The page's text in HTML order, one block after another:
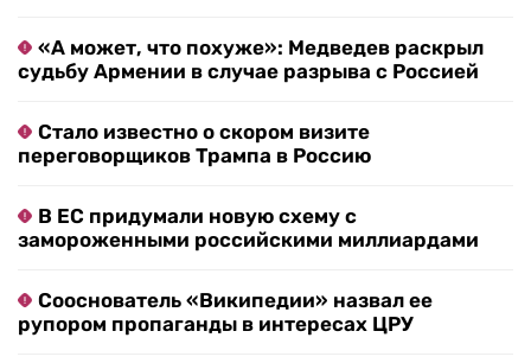
«А может, что похуже»: Медведев раскрыл
судьбу Армении в случае разрыва с Россией
Стало известно о скором визите
переговорщиков Трампа в Россию
В ЕС придумали новую схему с
замороженными российскими миллиардами
Сооснователь «Википедии» назвал ее
рупором пропаганды в интересах ЦРУ